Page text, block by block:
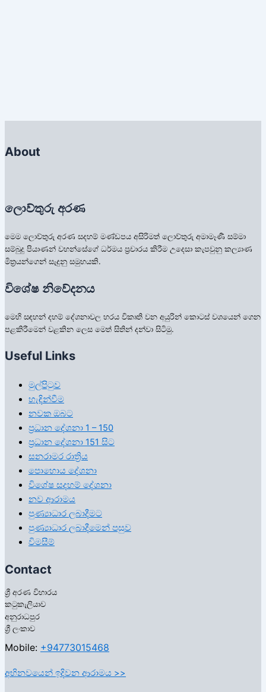
About
ලොව්තුරු අරණ
මෙම ලොව්තුරු අරණ සදහම් මණ්ඩපය අසිරිමත් ලොව්තුරු අමාමෑණී සම්මා
සම්බුදු පියාණන් වහන්සේගේ ධර්මය ප්‍රචාරය කිරීම උදෙසා කැපවුනු කල්‍යාණ
මිත්‍රයන්ගෙන් සැදුනු සමුහයකි.
විශේෂ නිවේදනය
මෙහි සඳහන් දහම් දේශනාවල හරය විකෘති වන අයුරින් කොටස් වශයෙන් ගෙන
පළකිරීමෙන් වළකින ලෙස මෙත් සිතින් දන්වා සිටිමු.
Useful Links
මුල්පිටුව
හැඳින්වීම
නවක ඔබට
ප්‍රධාන දේශනා 1 – 150
ප්‍රධාන දේශනා 151 සිට
සනරාමර රාත්‍රිය
පොහොය දේශනා
විශේෂ සදහම් දේශනා
නව ආරාමය
පුණ්‍යාධාර ලබාදීමට
පුණ්‍යාධාර ලබාදීමෙන් පසුව
විමසීම්
Contact
ශ්‍රී අරණ විහාරය
කටුකැලියාව
අනුරාධපුර
ශ්‍රී ලංකාව
Mobile: +94773015468
අභිනවයෙන් ඉදිවන ආරාමය >>